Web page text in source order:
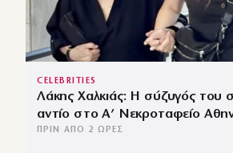
CELEBRITIES
Λάκης Χαλκιάς: Η σύζυγός του
αντίο στο Α’ Νεκροταφείο
ΠΡΙΝ ΑΠΌ 2 ΏΡΕΣ